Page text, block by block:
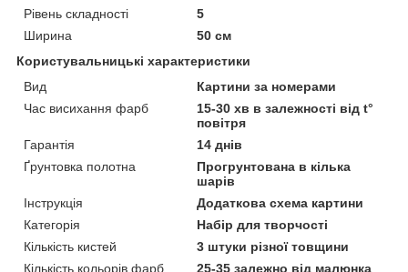
Рівень складності
5
Ширина
50 см
Користувальницькі характеристики
Вид
Картини за номерами
Час висихання фарб
15-30 хв в залежності від t°
повітря
Гарантія
14 днів
Ґрунтовка полотна
Прогрунтована в кілька
шарів
Інструкція
Додаткова схема картини
Категорія
Набір для творчості
Кількість кистей
3 штуки різної товщини
Кількість кольорів фарб
25-35 залежно від малюнка